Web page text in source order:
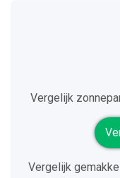
Vergelijk
Vergelijk